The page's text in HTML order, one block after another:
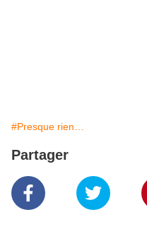
#Presque rien…
Partager